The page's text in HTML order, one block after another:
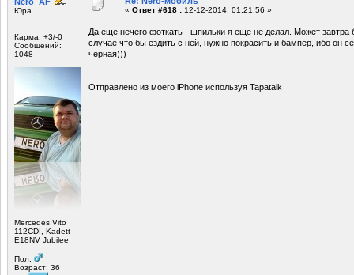
Юра
Карма: +3/-0
Сообщений:
1048
Mercedes Vito
112CDI, Kadett
E18NV Jubilee
Пол:
Возраст: 36
« Ответ #618 : 12-12-2014, 01:21:56 »
Да еще нечего фоткать - шпильки я еще не делал. Может
случае что бы ездить с ней, нужно покрасить и бампер, ибо он
черная)))
Отправлено из моего iPhone используя Tapatalk